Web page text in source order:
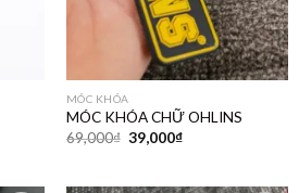
MÓC KHÓA
MÓC KHÓA CHỮ OHLINS
69,000₫ 39,000₫